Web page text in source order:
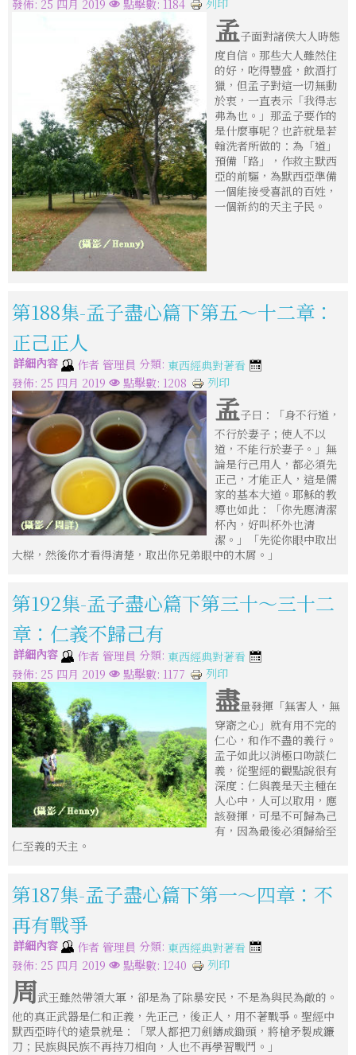
發佈: 25 四月 2019 點擊數: 1184
孟子面對諸侯大人時態
度自信。那些大人雖然住
的好，吃得豐盛，飲酒打
獵，但孟子對這一切無動
於衷，一直表示「我得志
弗為也。」那孟子要作的
是什麼事呢？也許就是若
翰洗者所做的：為「道」
預備「路」，作救主默西
亞的前驅，為默西亞準備
一個能接受喜訊的百姓，
一個新約的天主子民。
第188集-孟子盡心篇下第五～十二章：
正己正人
詳細內容 作者 管理員 分類: 東西經典對著看
發佈: 25 四月 2019
點擊數: 1208 列印
孟子曰：「身不行道，
不行於妻子；使人不以
道，不能行於妻子。」無
論是行己用人，都必須先
正己，才能正人，這是儒
家的基本大道。耶穌的教
導也如此：「你先應清潔
杯內，好叫杯外也清
潔。」「先從你眼中取出
大樑，然後你才看得清楚，取出你兄弟眼中的木屑。」
第192集-孟子盡心篇下第三十～三十二
章：仁義不歸己有
詳細內容 作者 管理員 分類: 東西經典對著看
發佈: 25 四月 2019
點擊數: 1177 列印
盡量發揮「無害人，無
穿窬之心」就有用不完的
仁心，和作不盡的義行。
孟子如此以消極口吻談仁
義，從聖經的觀點說很有
深度：仁與義是天主種在
人心中，人可以取用，應
該發揮，可是不可歸為己
有，因為最後必須歸給至
仁至義的天主。
第187集-孟子盡心篇下第一～四章：不
再有戰爭
詳細內容 作者 管理員 分類: 東西經典對著看
發佈: 25 四月 2019
點擊數: 1240 列印
周武王雖然帶領大軍，卻是為了除暴安民，不是為與民為敵的。
他的真正武器是仁和正義，先正己，後正人，用不著戰爭。聖經中
默西亞時代的遠景就是：「眾人都把刀劍鑄成鋤頭，將槍矛製成鐮
刀；民族與民族不再持刀相向，人也不再學習戰鬥。」